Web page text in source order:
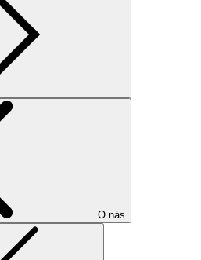
O nás